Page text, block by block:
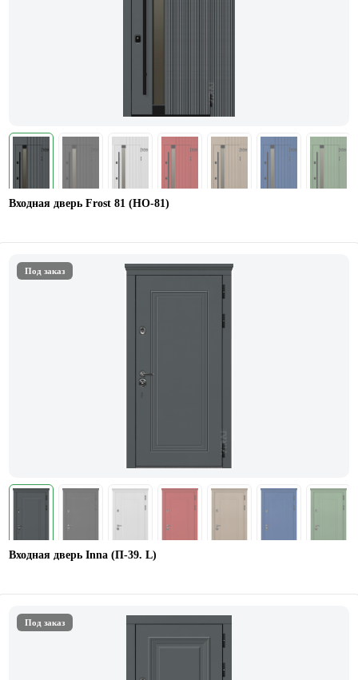
Входная дверь Frost 81 (HO-81)
Под заказ
Входная дверь Inna (П-39. L)
Под заказ